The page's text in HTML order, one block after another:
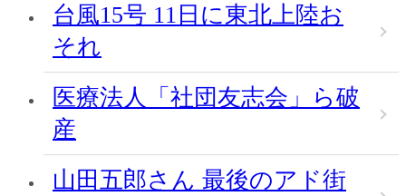
台風15号 11日に東北上陸お
それ
医療法人「社団友志会」ら破
産
山田五郎さん 最後のアド街